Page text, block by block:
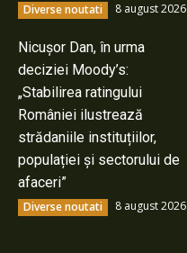
Diverse noutati 8 august 2026
Nicușor Dan, în urma
deciziei Moody’s:
„Stabilirea ratingului
României ilustrează
strădaniile instituțiilor,
populației și sectorului de
afaceri”
Diverse noutati 8 august 2026